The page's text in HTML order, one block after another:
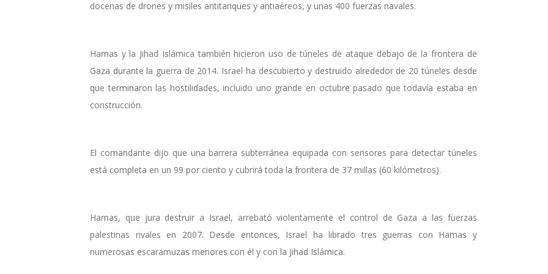
docenas de drones y misiles antitanques y antiaéreos, y unas 400 fuerzas navales.
Hamas y la Jihad Islámica también hicieron uso de túneles de ataque debajo de la frontera de
Gaza durante la guerra de 2014. Israel ha descubierto y destruido alrededor de 20 túneles desde
que terminaron las hostilidades, incluido uno grande en octubre pasado que todavía estaba en
construcción.
El comandante dijo que una barrera subterránea equipada con sensores para detectar túneles
está completa en un 99 por ciento y cubrirá toda la frontera de 37 millas (60 kilómetros).
Hamas, que jura destruir a Israel, arrebató violentamente el control de Gaza a las fuerzas
palestinas rivales en 2007. Desde entonces, Israel ha librado tres guerras con Hamas y
numerosas escaramuzas menores con él y con la Jihad Islámica.